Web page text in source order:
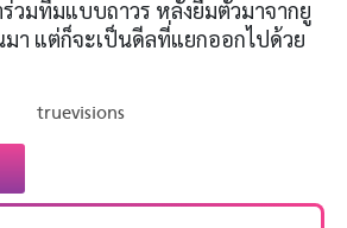
วมทีมแบบถาวร หลังยืมตัวมาจากยู
มา แต่ก็จะเป็นดีลที่แยกออกไปด้วย
truevisions